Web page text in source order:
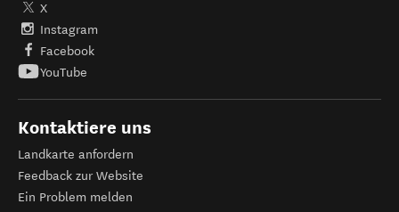
X
Instagram
Facebook
YouTube
Kontaktiere uns
Landkarte anfordern
Feedback zur Website
Ein Problem melden